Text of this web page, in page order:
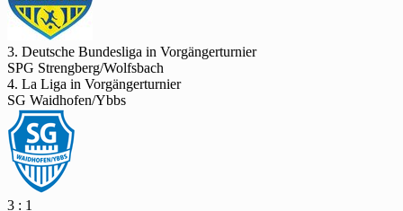
3. Deutsche Bundesliga in Vorgängerturnier
SPG Strengberg/Wolfsbach
4. La Liga in Vorgängerturnier
SG Waidhofen/Ybbs
3 : 1